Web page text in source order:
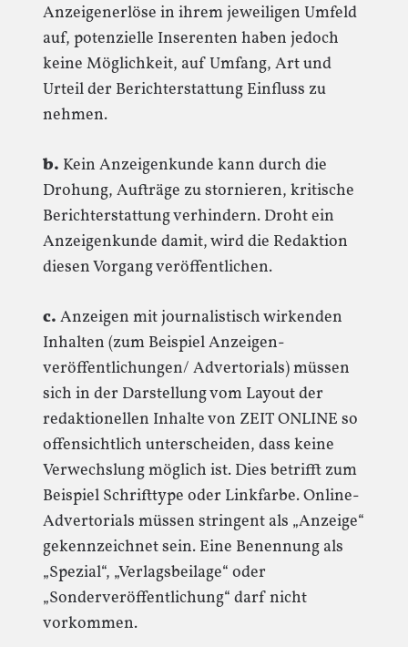
Anzeigenerlöse in ihrem jeweiligen Umfeld
auf, potenzielle Inserenten haben jedoch
keine Möglichkeit, auf Umfang, Art und
Urteil der Berichterstattung Einfluss zu
nehmen.
b. Kein Anzeigenkunde kann durch die
Drohung, Aufträge zu stornieren, kritische
Berichterstattung verhindern. Droht ein
Anzeigenkunde damit, wird die Redaktion
diesen Vorgang veröffentlichen.
c. Anzeigen mit journalistisch wirkenden
Inhalten (zum Beispiel Anzeigen-
veröffentlichungen/ Advertorials) müssen
sich in der Darstellung vom Layout der
redaktionellen Inhalte von ZEIT ONLINE so
offensichtlich unterscheiden, dass keine
Verwechslung möglich ist. Dies betrifft zum
Beispiel Schrifttype oder Linkfarbe. Online-
Advertorials müssen stringent als „Anzeige“
gekennzeichnet sein. Eine Benennung als
„Spezial“, „Verlagsbeilage“ oder
„Sonderveröffentlichung“ darf nicht
vorkommen.